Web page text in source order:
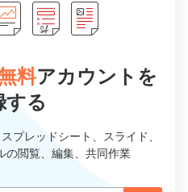
料アカウントを
する
プレッドシート、スライド、
の閲覧、編集、共同作業